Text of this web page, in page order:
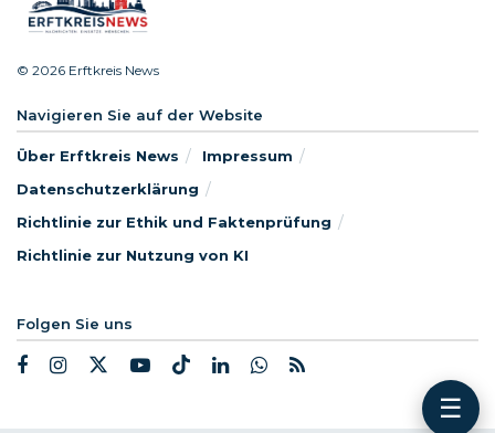
© 2026 Erftkreis News
Navigieren Sie auf der Website
Über Erftkreis News
Impressum
Datenschutzerklärung
Richtlinie zur Ethik und Faktenprüfung
Richtlinie zur Nutzung von KI
Folgen Sie uns
☰